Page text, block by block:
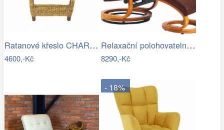
Ratanové křeslo CHARLESTON - banánový…
4600,-Kč
Relaxační polohovatelné křeslo,…
8290,-Kč
- 18%